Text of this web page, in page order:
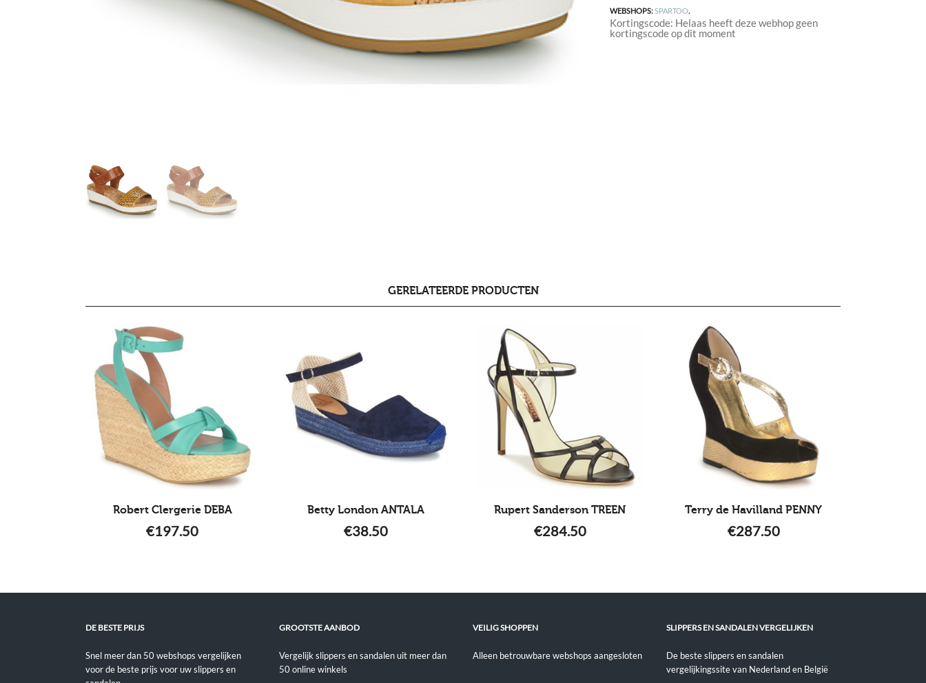
WEBSHOPS:SPARTOO.
Kortingscode: Helaas heeft deze webhop geen
kortingscode op dit moment
GERELATEERDE PRODUCTEN
Robert Clergerie DEBA
€197.50
Betty London ANTALA
€38.50
Rupert Sanderson TREEN
€284.50
Terry de Havilland PENNY
€287.50
DE BESTE PRIJS
Snel meer dan 50 webshops vergelijken
voor de beste prijs voor uw slippers en
GROOTSTE AANBOD
Vergelijk slippers en sandalen uit meer dan
50 online winkels
VEILIG SHOPPEN
Alleen betrouwbare webshops aangesloten
SLIPPERS EN SANDALEN VERGELIJKEN
De beste slippers en sandalen
vergelijkingssite van Nederland en België